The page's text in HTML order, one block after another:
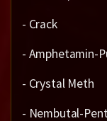
- Crack
- Amphetamin-
- Crystal Meth
- Nembutal-